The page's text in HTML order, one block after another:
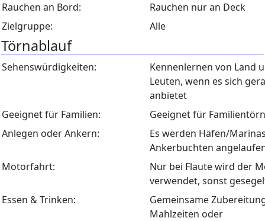
Rauchen an Bord:
Rauchen nur an Deck
Zielgruppe:
Alle
Törnablauf
Sehenswürdigkeiten:
Kennenlernen von Land
Leuten, wenn es sich
anbietet
Geeignet für Familien:
Geeignet für
Anlegen oder Ankern:
Es werden Häfen/
Ankerbuchten
Motorfahrt:
Nur bei Flaute wird der
verwendet, sonst
Essen & Trinken:
Gemeinsame
Mahlzeiten oder